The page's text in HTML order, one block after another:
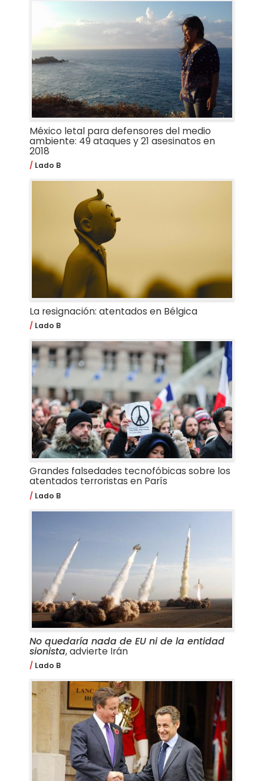
México letal para defensores del medio
ambiente: 49 ataques y 21 asesinatos en
2018
Lado B
La resignación: atentados en Bélgica
Lado B
Grandes falsedades tecnofóbicas sobre los
atentados terroristas en París
Lado B
No quedaría nada de EU ni de la entidad
sionista, advierte Irán
Lado B